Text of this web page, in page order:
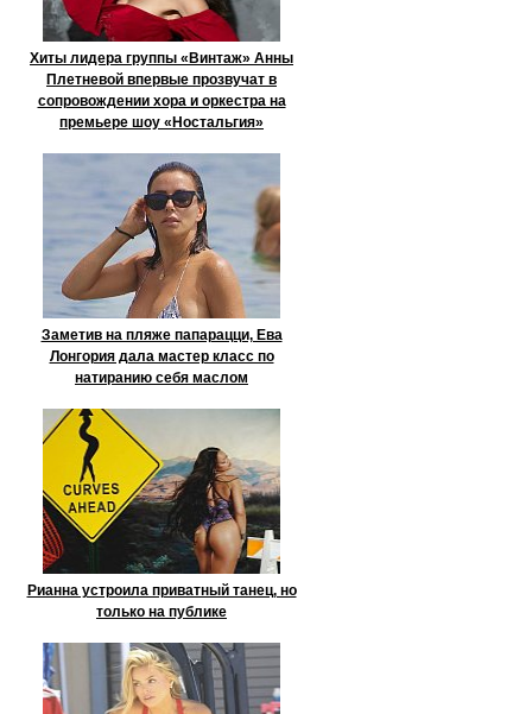
Хиты лидера группы «Винтаж» Анны
Плетневой впервые прозвучат в
сопровождении хора и оркестра на
премьере шоу «Ностальгия»
Заметив на пляже папарацци, Ева
Лонгория дала мастер класс по
натиранию себя маслом
Рианна устроила приватный танец, но
только на публике